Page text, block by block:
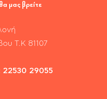
μας βρείτε
Τ.Κ 81107
22530 29055